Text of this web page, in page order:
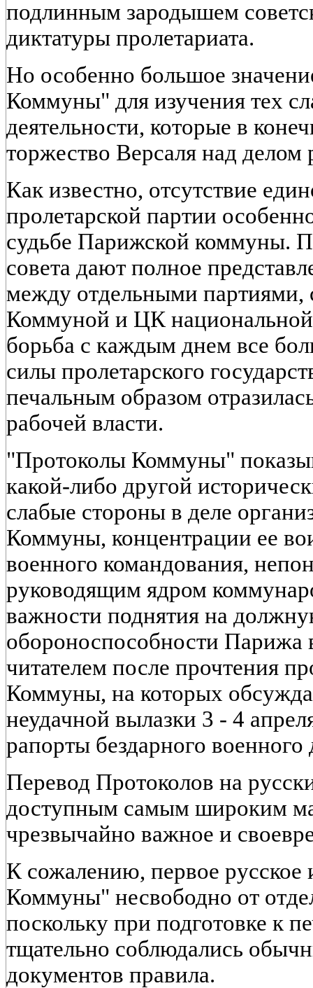
подлинным зародышем
диктатуры пролетариата.
Но особенно большое
Коммуны" для изучения тех
деятельности, которые в
торжество Версаля над делом
Как известно, отсутствие
пролетарской партии
судьбе Парижской коммуны.
совета дают полное
между отдельными партиями,
Коммуной и ЦК национальной
борьба с каждым днем все
силы пролетарского
печальным образом
рабочей власти.
"Протоколы Коммуны"
какой-либо другой
слабые стороны в деле
Коммуны, концентрации ее
военного командования,
руководящим ядром
важности поднятия на
обороноспособности Парижа
читателем после прочтения
Коммуны, на которых
неудачной вылазки 3 - 4
рапорты бездарного военного
Перевод Протоколов на
доступным самым широким
чрезвычайно важное и
К сожалению, первое русское
Коммуны" несвободно от
поскольку при подготовке к
тщательно соблюдались
документов правила.